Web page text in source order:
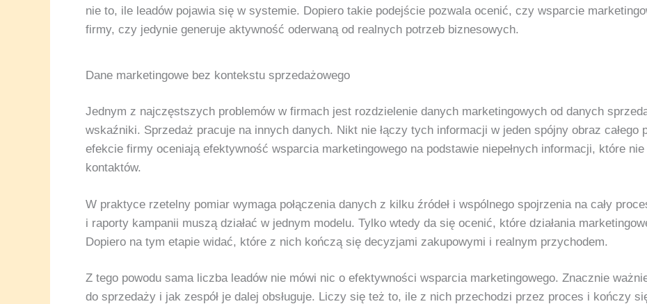
nie to, ile leadów pojawia się w systemie. Dopiero takie podejście pozwala ocenić, czy wsparcie
firmy, czy jedynie generuje aktywność oderwaną od realnych potrzeb biznesowych.
Dane marketingowe bez kontekstu sprzedażowego
Jednym z najczęstszych problemów w firmach jest rozdzielenie danych marketingowych od danych
wskaźniki. Sprzedaż pracuje na innych danych. Nikt nie łączy tych informacji w jeden spójny obraz całego
efekcie firmy oceniają efektywność wsparcia marketingowego na podstawie niepełnych informacji, które
kontaktów.
W praktyce rzetelny pomiar wymaga połączenia danych z kilku źródeł i wspólnego spojrzenia na cały
i raporty kampanii muszą działać w jednym modelu. Tylko wtedy da się ocenić, które działania
Dopiero na tym etapie widać, które z nich kończą się decyzjami zakupowymi i realnym przychodem.
Z tego powodu sama liczba leadów nie mówi nic o efektywności wsparcia marketingowego. Znacznie
do sprzedaży i jak zespół je dalej obsługuje. Liczy się też to, ile z nich przechodzi przez proces i kończy